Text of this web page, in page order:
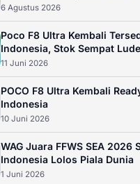
6 Agustus 2026
Poco F8 Ultra Kembali
Indonesia, Stok Sempat
11 Juni 2026
POCO F8 Ultra Kembali
Indonesia
10 Juni 2026
WAG Juara FFWS SEA 2026
Indonesia Lolos Piala Dunia
1 Juni 2026